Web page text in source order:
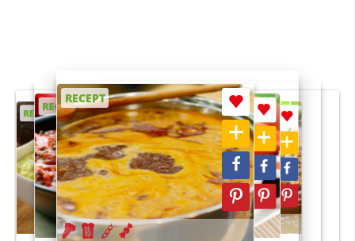
RECEPT
RECEPT
RECEPT
RECEPT
RECEPT